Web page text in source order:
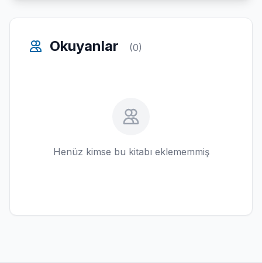
Okuyanlar (0)
Henüz kimse bu kitabı eklememmiş